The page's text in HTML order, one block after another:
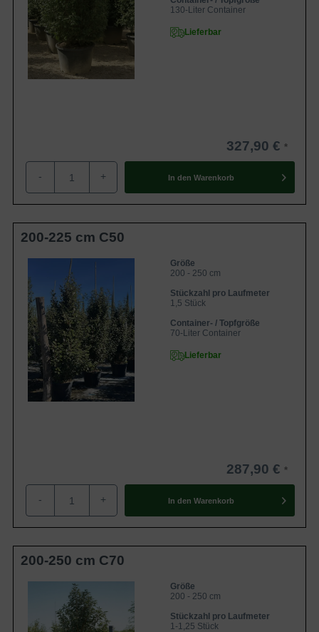
Zur Gesamtauswahl Heckenpflanzen
130-Liter Container
Lieferbar
327,90 €
- + In den Warenkorb
200-225 cm C50
Größe
200 - 250 cm
Stückzahl pro Laufmeter
1,5 Stück
Container- / Topfgröße
70-Liter Container
Lieferbar
287,90 €
- + In den Warenkorb
200-250 cm C70
Größe
200 - 250 cm
Stückzahl pro Laufmeter
1-1,25 Stück